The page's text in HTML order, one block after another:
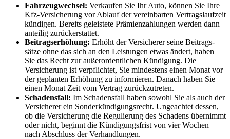
Fahrzeug­wechsel: Verkaufen Sie Ihr Auto, können Sie Ihre
Kfz-Versicherung vor Ablauf der verein­barten Vertrags­laufzeit
kündigen. Bereits geleistete Prämien­zahlungen werden dann
anteilig zurückerstattet.
Beitrags­erhöhung: Erhöht der Versicherer seine Beitrags­
sätze ohne das sich an den Leistungen etwas ändert, haben
Sie das Recht zur außer­ordentlichen Kündigung. Die
Versicherung ist verpflichtet, Sie mindestens einen Monat vor
der geplanten Erhöhung zu informieren. Danach haben Sie
einen Monat Zeit vom Vertrag zurückzutreten.
Schadensfall: Im Schadens­fall haben sowohl Sie als auch der
Versicherer ein Sonder­kündigungs­recht. Ungeachtet dessen,
ob die Versicherung die Regulierung des Schadens übernimmt
oder nicht, beginnt die Kündigungs­frist von vier Wochen
nach Abschluss der Verhandlungen.